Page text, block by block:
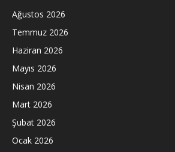
Ağustos 2026
Temmuz 2026
Haziran 2026
Mayıs 2026
Nisan 2026
Mart 2026
Şubat 2026
Ocak 2026